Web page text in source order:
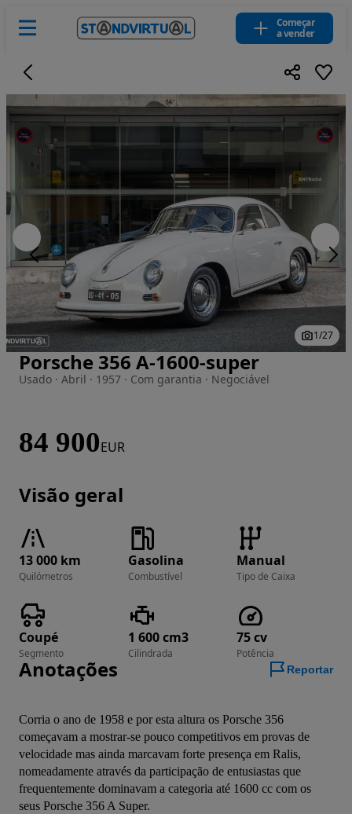
Começar
a vender
Imagem 1 de 27
1/27
Porsche 356 A-1600-super
Usado · Abril · 1957 · Com garantia · Negociável
84 900EUR
Visão geral
13 000 km
Quilómetros
Gasolina
Combustível
Manual
Tipo de Caixa
Coupé
Segmento
1 600 cm3
Cilindrada
75 cv
Potência
Anotações Reportar
Corria o ano de 1958 e por esta altura os Porsche 356
começavam a mostrar-se pouco competitivos em provas de
velocidade mas ainda marcavam forte presença em Ralis,
nomeadamente através da participação de entusiastas que
frequentemente dominavam a categoria até 1600 cc com os
seus Porsche 356 A Super.